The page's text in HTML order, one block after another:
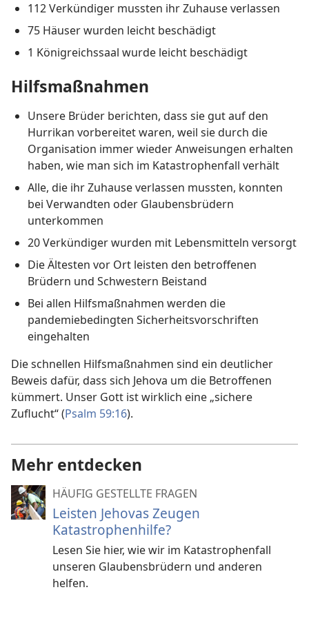
112 Verkündiger mussten ihr Zuhause verlassen
75 Häuser wurden leicht beschädigt
1 Königreichssaal wurde leicht beschädigt
Hilfsmaßnahmen
Unsere Brüder berichten, dass sie gut auf den
Hurrikan vorbereitet waren, weil sie durch die
Organisation immer wieder Anweisungen erhalten
haben, wie man sich im Katastrophenfall verhält
Alle, die ihr Zuhause verlassen mussten, konnten
bei Verwandten oder Glaubensbrüdern
unterkommen
20 Verkündiger wurden mit Lebensmitteln versorgt
Die Ältesten vor Ort leisten den betroffenen
Brüdern und Schwestern Beistand
Bei allen Hilfsmaßnahmen werden die
pandemiebedingten Sicherheits­vorschriften
eingehalten
Die schnellen Hilfsmaßnahmen sind ein deutlicher
Beweis dafür, dass sich Jehova um die Betroffenen
kümmert. Unser Gott ist wirklich eine „sichere
Zuflucht“ (Psalm 59:16).
Mehr entdecken
HÄUFIG GESTELLTE FRAGEN
Leisten Jehovas Zeugen
Katastrophenhilfe?
Lesen Sie hier, wie wir im Katastrophenfall
unseren Glaubensbrüdern und anderen
helfen.